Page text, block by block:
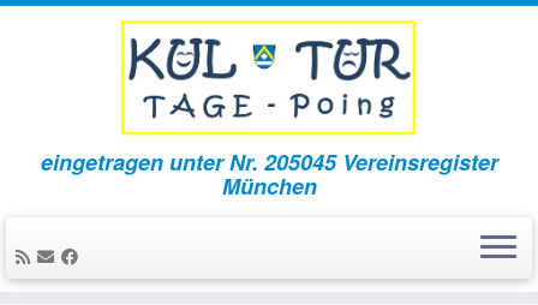
eingetragen unter Nr. 205045 Vereinsregister
München